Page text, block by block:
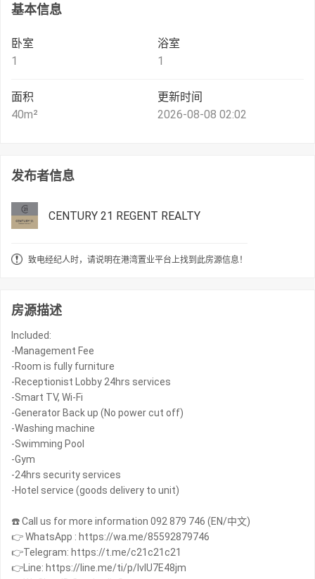
基本信息
卧室
1
浴室
1
面积
40m²
更新时间
2026-08-08 02:02
发布者信息
CENTURY 21 REGENT REALTY
致电经纪人时，请说明在港湾置业平台上找到此房源信息！
房源描述
Included:
-Management Fee
-Room is fully furniture
-Receptionist Lobby 24hrs services
-Smart TV, Wi-Fi
-Generator Back up (No power cut off)
-Washing machine
-Swimming Pool
-Gym
-24hrs security services
-Hotel service (goods delivery to unit)
☎️ Call us for more information 092 879 746 (EN/中文)
👉 WhatsApp : https://wa.me/85592879746
👉Telegram: https://t.me/c21c21c21
👉Line: https://line.me/ti/p/IvIU7E48jm